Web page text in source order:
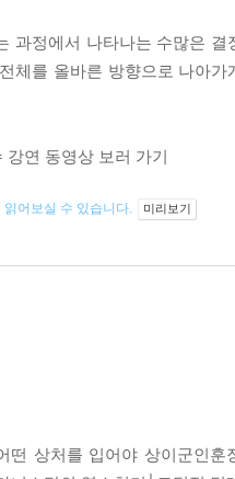
과정에서 나타나는 수많은
체를 올바른 방향으로 나아
강연 동영상 보러 가기
어보실 수 있습니다. 미리보기
떤 상처를 입어야 상이군인